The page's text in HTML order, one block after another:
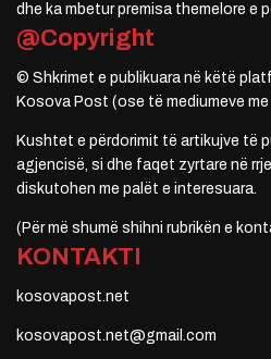
dhe ka mbetur premisa themelore e
@Copyright
© Shkrimet e publikuara në këtë
Kosova Post (ose të mediumeve
Kushtet e përdorimit të artikujve të
agjencisë, si dhe faqet zyrtare në
diskutohen me palët e interesuara.
(Për më shumë shihni rubrikën e
KONTAKTI
kosovapost.net
kosovapost.net@gmail.com